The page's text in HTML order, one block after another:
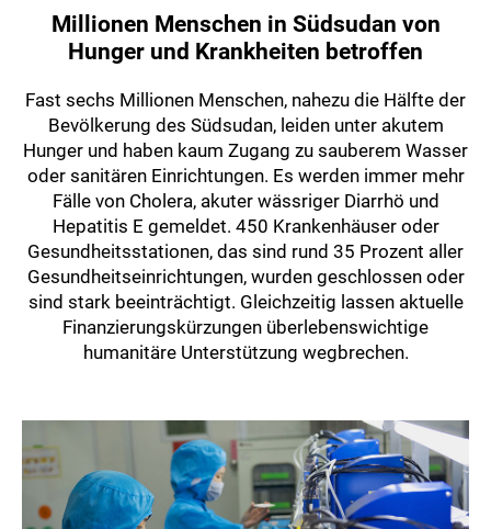
Millionen Menschen in Südsudan von
Hunger und Krankheiten betroffen
Fast sechs Millionen Menschen, nahezu die Hälfte der
Bevölkerung des Südsudan, leiden unter akutem
Hunger und haben kaum Zugang zu sauberem Wasser
oder sanitären Einrichtungen. Es werden immer mehr
Fälle von Cholera, akuter wässriger Diarrhö und
Hepatitis E gemeldet. 450 Krankenhäuser oder
Gesundheitsstationen, das sind rund 35 Prozent aller
Gesundheitseinrichtungen, wurden geschlossen oder
sind stark beeinträchtigt. Gleichzeitig lassen aktuelle
Finanzierungskürzungen überlebenswichtige
humanitäre Unterstützung wegbrechen.